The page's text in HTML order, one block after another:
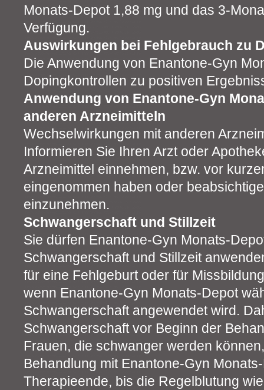
Monats-Depot 1,88 mg und das 3-
Verfügung.
Auswirkungen bei Fehlgebrauch zu
Die Anwendung von Enantone-Gyn
Dopingkontrollen zu positiven
Anwendung von Enantone-Gyn
anderen Arzneimitteln
Wechselwirkungen mit anderen
Informieren Sie Ihren Arzt oder
Arzneimittel einnehmen, bzw. vor
eingenommen haben oder
einzunehmen.
Schwangerschaft und Stillzeit
Sie dürfen Enantone-Gyn Monats-
Schwangerschaft und Stillzeit
für eine Fehlgeburt oder für
wenn Enantone-Gyn Monats-Depot
Schwangerschaft angewendet wird.
Schwangerschaft vor Beginn der
Frauen, die schwanger werden
Behandlung mit Enantone-Gyn
Therapieende, bis die Regelblutung